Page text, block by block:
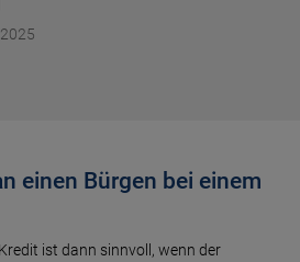
einen Bürgen bei einem
ist dann sinnvoll, wenn der